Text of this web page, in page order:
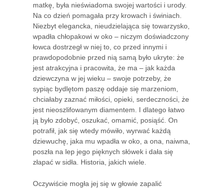
matkę, była nieświadoma swojej wartości i urody.
Na co dzień pomagała przy krowach i świniach.
Niezbyt elegancka, nieudzielająca się towarzysko,
wpadła chłopakowi w oko – niczym doświadczony
łowca dostrzegł w niej to, co przed innymi i
prawdopodobnie przed nią samą było ukryte: że
jest atrakcyjna i pracowita, że ma – jak każda
dziewczyna w jej wieku – swoje potrzeby, że
sypiąc bydlętom paszę oddaje się marzeniom,
chciałaby zaznać miłości, opieki, serdeczności, że
jest nieoszlifowanym diamentem. I dlatego łatwo
ją było zdobyć, oszukać, omamić, posiąść. On
potrafił, jak się wtedy mówiło, wyrwać każdą
dziewuchę, jaka mu wpadła w oko, a ona, naiwna,
poszła na lep jego pięknych słówek i dała się
złapać w sidła. Historia, jakich wiele.
Oczywiście mogła jej się w głowie zapalić